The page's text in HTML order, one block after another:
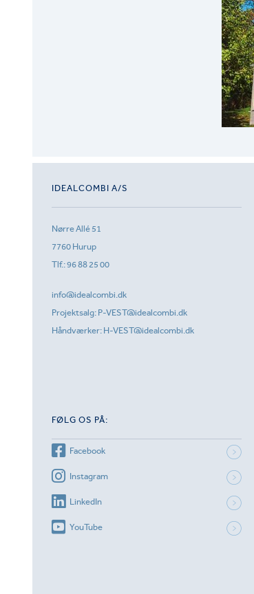
IDEALCOMBI A/S
Nørre Allé 51
7760 Hurup
Tlf.:96 88 25 00
info@idealcombi.dk
Projektsalg: P-VEST@idealcombi.dk
Håndværker: H-VEST@idealcombi.dk
FØLG OS PÅ:
Facebook
Instagram
LinkedIn
YouTube